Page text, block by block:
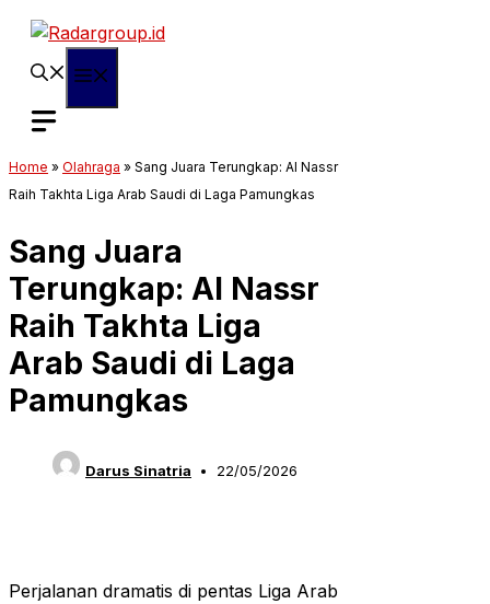
Langsung
Home » Olahraga » Sang Juara Terungkap: Al Nassr
Raih Takhta Liga Arab Saudi di Laga Pamungkas
Sang Juara
Terungkap: Al Nassr
Raih Takhta Liga
Arab Saudi di Laga
Pamungkas
Darus Sinatria 22/05/2026
Perjalanan dramatis di pentas Liga Arab